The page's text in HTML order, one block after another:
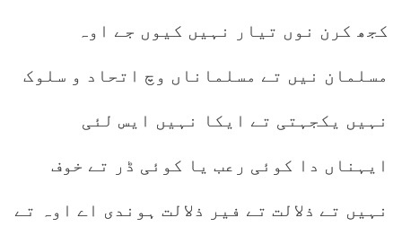
کجھ کرن نوں تیار نہیں کیوں جے اوہ
مسلمان نیں تے مسلماناں وچ اتحاد و سلوک
نہیں یکجہتی تے ایکا نہیں ایس لئی
ایہناں دا کوئی رعب یا کوئی ڈر تے خوف
نہیں تے ذلالت تے فیر ذلالت ہوندی اے اوہ تے